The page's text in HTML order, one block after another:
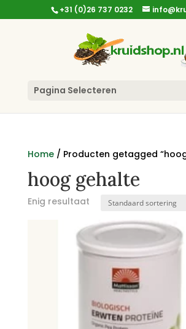
+31 (0)26 737 0232
Pagina Selecteren
Home/ Producten getagged
hoog gehalte
Enig resultaat